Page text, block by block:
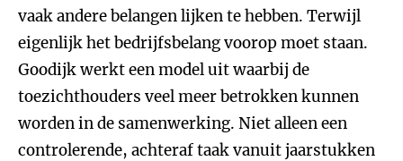
vaak andere belangen lijken te hebben. Terwijl
eigenlijk het bedrijfsbelang voorop moet staan.
Goodijk werkt een model uit waarbij de
toezichthouders veel meer betrokken kunnen
worden in de samenwerking. Niet alleen een
controlerende, achteraf taak vanuit jaarstukken